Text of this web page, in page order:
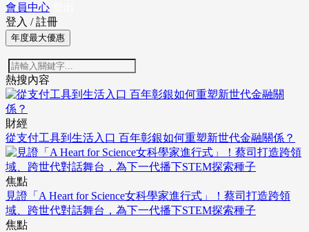
會員中心
登入 / 註冊
年度最大優惠
熱搜內容
財經
從支付工具到生活入口 百年彰銀如何重塑新世代金融關係？
焦點
見證「A Heart for Science女科學家進行式」！蔡司打造跨領
域、跨世代對話舞台，為下一代播下STEM探索種子
焦點